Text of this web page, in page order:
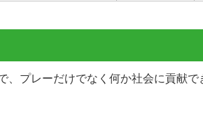
、プレーだけでなく何か社会に貢献